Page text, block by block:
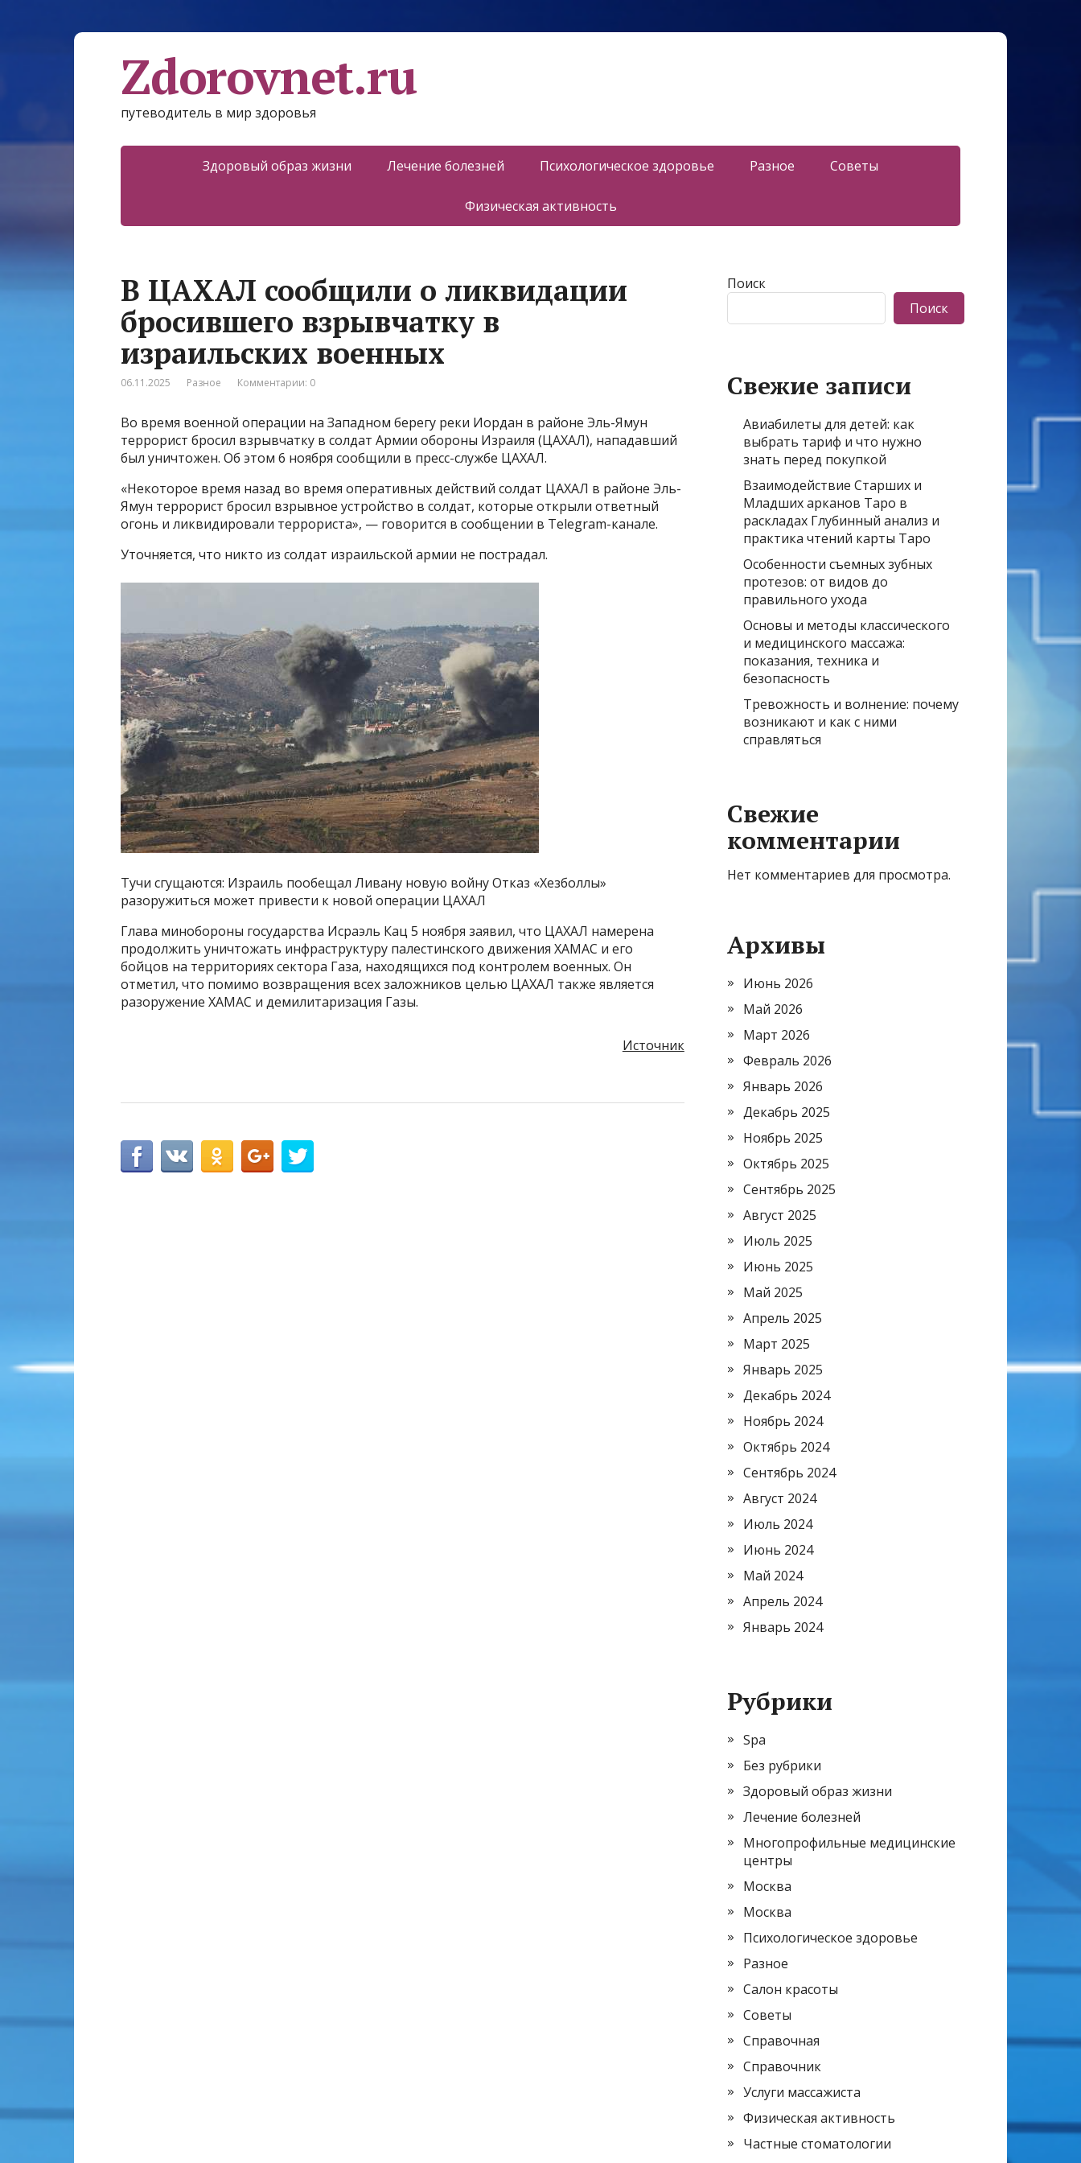
Zdorovnet.ru
путеводитель в мир здоровья
Здоровый образ жизни Лечение болезней Психологическое здоровье Разное Советы
Физическая активность
В ЦАХАЛ сообщили о ликвидации
бросившего взрывчатку в
израильских военных
06.11.2025 Разное Комментарии: 0
Во время военной операции на Западном берегу реки Иордан в районе Эль-Ямун
террорист бросил взрывчатку в солдат Армии обороны Израиля (ЦАХАЛ), нападавший
был уничтожен. Об этом 6 ноября сообщили в пресс-службе ЦАХАЛ.
«Некоторое время назад во время оперативных действий солдат ЦАХАЛ в районе Эль-
Ямун террорист бросил взрывное устройство в солдат, которые открыли ответный
огонь и ликвидировали террориста», — говорится в сообщении в Telegram-канале.
Уточняется, что никто из солдат израильской армии не пострадал.
Тучи сгущаются: Израиль пообещал Ливану новую войну Отказ «Хезболлы»
разоружиться может привести к новой операции ЦАХАЛ
Глава минобороны государства Исраэль Кац 5 ноября заявил, что ЦАХАЛ намерена
продолжить уничтожать инфраструктуру палестинского движения ХАМАС и его
бойцов на территориях сектора Газа, находящихся под контролем военных. Он
отметил, что помимо возвращения всех заложников целью ЦАХАЛ также является
разоружение ХАМАС и демилитаризация Газы.
Источник
Поиск
Поиск
Свежие записи
Авиабилеты для детей: как
выбрать тариф и что нужно
знать перед покупкой
Взаимодействие Старших и
Младших арканов Таро в
раскладах Глубинный анализ и
практика чтений карты Таро
Особенности съемных зубных
протезов: от видов до
правильного ухода
Основы и методы классического
и медицинского массажа:
показания, техника и
безопасность
Тревожность и волнение: почему
возникают и как с ними
справляться
Свежие
комментарии
Нет комментариев для просмотра.
Архивы
Июнь 2026
Май 2026
Март 2026
Февраль 2026
Январь 2026
Декабрь 2025
Ноябрь 2025
Октябрь 2025
Сентябрь 2025
Август 2025
Июль 2025
Июнь 2025
Май 2025
Апрель 2025
Март 2025
Январь 2025
Декабрь 2024
Ноябрь 2024
Октябрь 2024
Сентябрь 2024
Август 2024
Июль 2024
Июнь 2024
Май 2024
Апрель 2024
Январь 2024
Рубрики
Spa
Без рубрики
Здоровый образ жизни
Лечение болезней
Многопрофильные медицинские
центры
Москва
Москва
Психологическое здоровье
Разное
Салон красоты
Советы
Справочная
Справочник
Услуги массажиста
Физическая активность
Частные стоматологии